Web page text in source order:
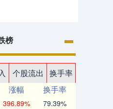
榜
个股流出
换手率
涨幅
换手率
396.89% 79.39%